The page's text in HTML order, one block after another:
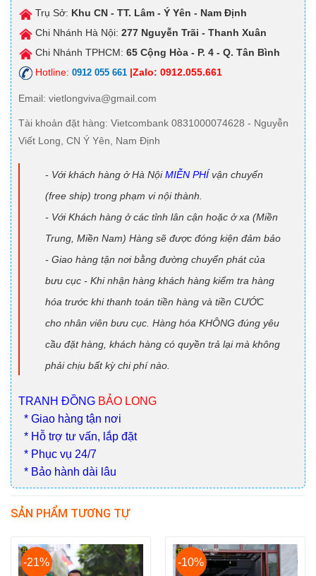
Trụ Sở: Khu CN - TT. Lâm - Ý Yên - Nam Định
Chi Nhánh Hà Nội: 277 Nguyễn Trãi - Thanh Xuân
Chi Nhánh TPHCM: 65 Cộng Hòa - P. 4 - Q. Tân Bình
Hotline: 0912 055 661 |Zalo: 0912.055.661
Email: vietlongviva@gmail.com
Tài khoản đặt hàng: Vietcombank 0831000074628 - Nguyễn
Viết Long, CN Ý Yên, Nam Định
- Với khách hàng ở Hà NộiMIỄN PHÍ vận chuyển
(free ship) trong phạm vi nội thành.
- Với Khách hàng ở các tỉnh lân cận hoặc ở xa (Miền
Trung, Miền Nam) Hàng sẽ được đóng kiện đảm bảo
- Giao hàng tận nơi bằng đường chuyển phát của
bưu cục - Khi nhận hàng khách hàng kiểm tra hàng
hóa trước khi thanh toán tiền hàng và tiền CƯỚC
cho nhân viên bưu cục. Hàng hóa KHÔNG đúng yêu
cầu đặt hàng, khách hàng có quyền trả lại mà không
phải chịu bất kỳ chi phí nào.
TRANH ĐỒNG BẢO LONG
* Giao hàng tận nơi
* Hỗ trợ tư vấn, lắp đặt
* Phục vụ 24/7
* Bảo hành dài lâu
SẢN PHẨM TƯƠNG TỰ
-21% -10%